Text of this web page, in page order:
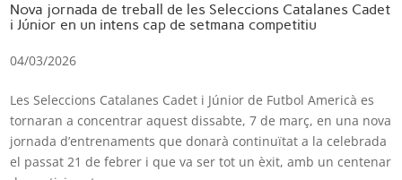
Nova jornada de treball de les Seleccions Catalanes Cadet
i Júnior en un intens cap de setmana competitiu
04/03/2026
Les Seleccions Catalanes Cadet i Júnior de Futbol Americà es
tornaran a concentrar aquest dissabte, 7 de març, en una nova
jornada d’entrenaments que donarà continuïtat a la celebrada
el passat 21 de febrer i que va ser tot un èxit, amb un centenar